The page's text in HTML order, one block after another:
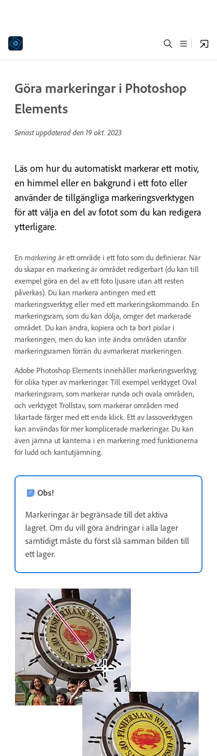
Göra markeringar i Photoshop
Elements
Senast uppdaterad den 19 okt. 2023
Läs om hur du automatiskt markerar ett motiv,
en himmel eller en bakgrund i ett foto eller
använder de tillgängliga markeringsverktygen
för att välja en del av fotot som du kan redigera
ytterligare.
En markering är ett område i ett foto som du definierar. När
du skapar en markering är området redigerbart (du kan till
exempel göra en del av ett foto ljusare utan att resten
påverkas). Du kan markera antingen med ett
markeringsverktyg eller med ett markeringskommando. En
markeringsram, som du kan dölja, omger det markerade
området. Du kan ändra, kopiera och ta bort pixlar i
markeringen, men du kan inte ändra områden utanför
markeringsramen förrän du avmarkerat markeringen.
Adobe Photoshop Elements innehåller markeringsverktyg
för olika typer av markeringar. Till exempel verktyget Oval
markeringsram, som markerar runda och ovala områden,
och verktyget Trollstav, som markerar områden med
likartade färger med ett enda klick. Ett av lassoverktygen
kan användas för mer komplicerade markeringar. Du kan
även jämna ut kanterna i en markering med funktionerna
för ludd och kantutjämning.
Obs!
Markeringar är begränsade till det aktiva
lagret. Om du vill göra ändringar i alla lager
samtidigt måste du först slå samman bilden till
ett lager.